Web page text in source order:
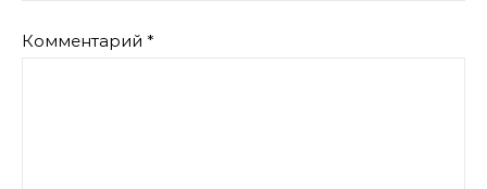
Комментарий *